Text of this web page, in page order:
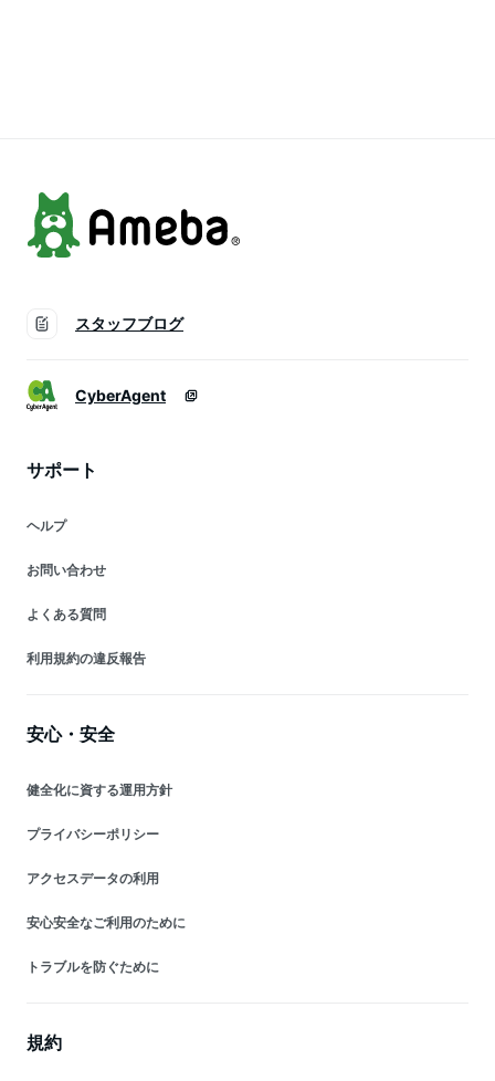
スタッフブログ
CyberAgent
サポート
ヘルプ
お問い合わせ
よくある質問
利用規約の違反報告
安心・安全
健全化に資する運用方針
プライバシーポリシー
アクセスデータの利用
安心安全なご利用のために
トラブルを防ぐために
規約